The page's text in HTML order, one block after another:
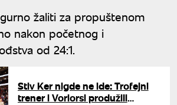
žaliti za propuštenom
nakon početnog i
od 24:1.
Stiv Ker nigde ne ide: Trofejni
trener i Voriorsi produžili